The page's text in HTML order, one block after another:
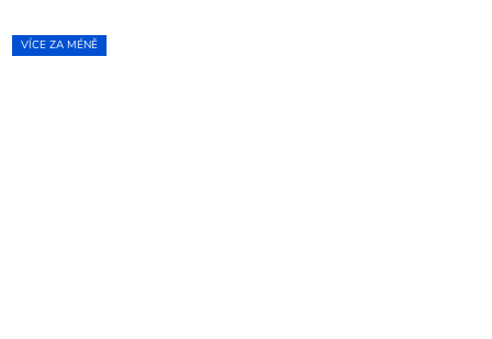
VÍCE ZA MÉNĚ